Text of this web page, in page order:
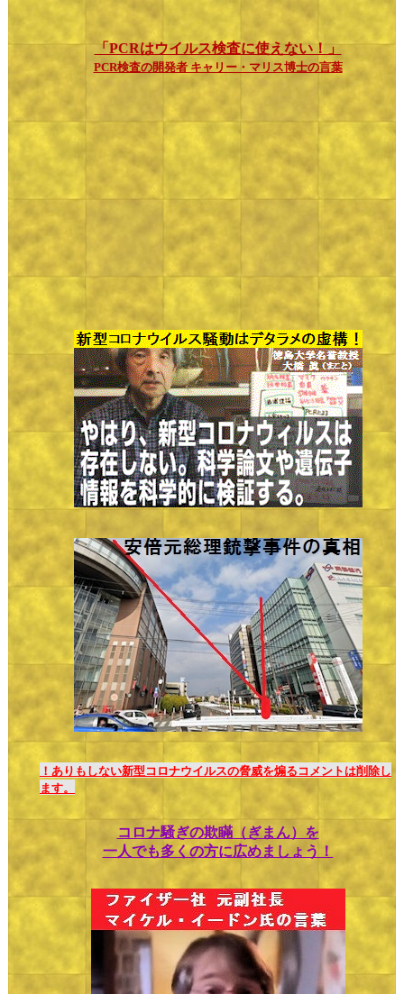
「PCRはウイルス検査に使えない！」
PCR検査の開発者 キャリー・マリス博士の言葉
！ありもしない新型コロナウイルスの脅威を煽るコメントは削除し
ます。
コロナ騒ぎの欺瞞（ぎまん）を
一人でも多くの方に広めましょう！